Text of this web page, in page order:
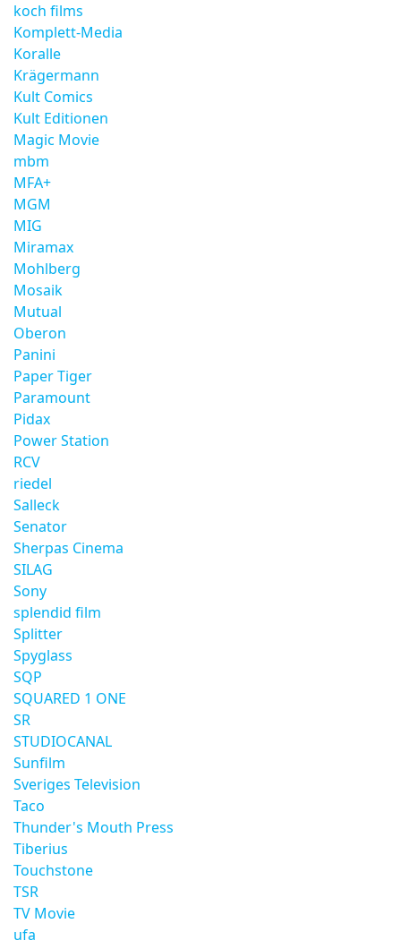
koch films
Komplett-Media
Koralle
Krägermann
Kult Comics
Kult Editionen
Magic Movie
mbm
MFA+
MGM
MIG
Miramax
Mohlberg
Mosaik
Mutual
Oberon
Panini
Paper Tiger
Paramount
Pidax
Power Station
RCV
riedel
Salleck
Senator
Sherpas Cinema
SILAG
Sony
splendid film
Splitter
Spyglass
SQP
SQUARED 1 ONE
SR
STUDIOCANAL
Sunfilm
Sveriges Television
Taco
Thunder's Mouth Press
Tiberius
Touchstone
TSR
TV Movie
ufa